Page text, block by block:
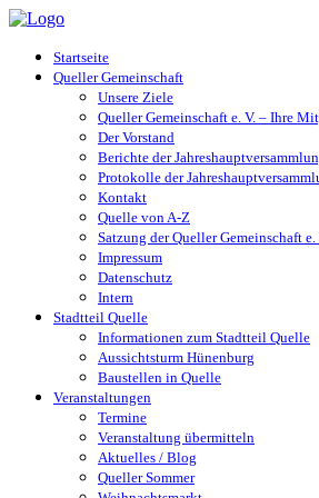
Startseite
Queller Gemeinschaft
Unsere Ziele
Queller Gemeinschaft e. V. – Ihre
Der Vorstand
Berichte der
Protokolle der
Kontakt
Quelle von A-Z
Satzung der Queller Gemeinschaft e.
Impressum
Datenschutz
Intern
Stadtteil Quelle
Informationen zum Stadtteil Quelle
Aussichtsturm Hünenburg
Baustellen in Quelle
Veranstaltungen
Termine
Veranstaltung übermitteln
Aktuelles / Blog
Queller Sommer